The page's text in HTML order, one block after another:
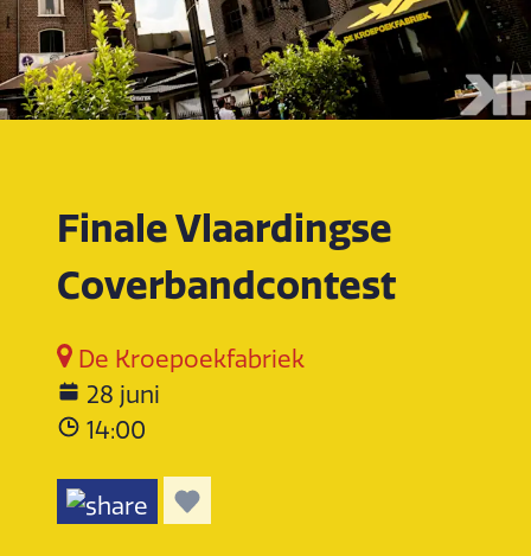
Finale Vlaardingse
Coverbandcontest
De Kroepoekfabriek
28 juni
14:00